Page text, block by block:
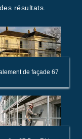
résultats.
de façade 67